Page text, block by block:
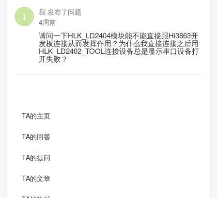
我 发布了问题
4周前
请问一下HLK_LD2404模块能不能直接跟Hi3863开
发板连接从而发挥作用？为什么我直接连接之后用
HLK_LD2402_TOOL连接设备总是显示串口设备打
开失败？
TA的主页
TA的回答
TA的提问
TA的文章